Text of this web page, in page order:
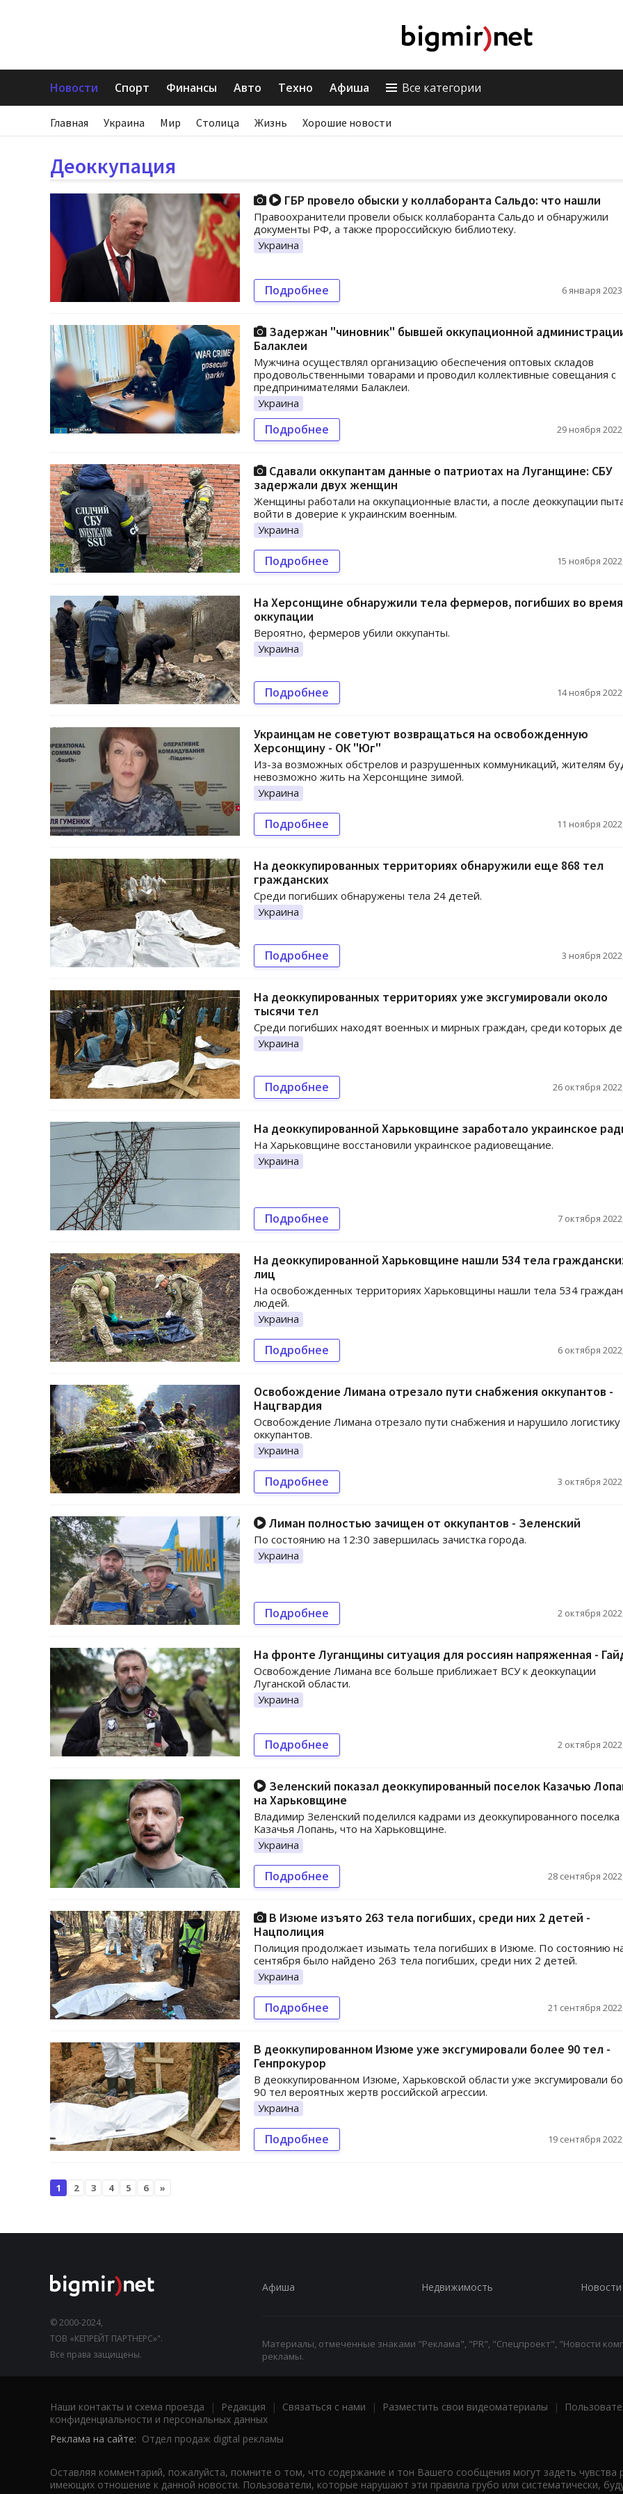
Новости Спорт Финансы Авто Техно Афиша Все категории
Главная Украина Мир Столица Жизнь Хорошие новости
Деоккупация
ГБР провело обыски у коллаборанта Сальдо: что нашли
Правоохранители провели обыск коллаборанта Сальдо и обнаружили
документы РФ, а также пророссийскую библиотеку.
Украина
Подробнее 6 января
Задержан "чиновник" бывшей оккупационной
Балаклеи
Мужчина осуществлял организацию обеспечения оптовых складов
продовольственными товарами и проводил коллективные совещания с
предпринимателями Балаклеи.
Украина
Подробнее 29 ноября
Сдавали оккупантам данные о патриотах на Луганщине: СБУ
задержали двух женщин
Женщины работали на оккупационные власти, а после деоккупации
войти в доверие к украинским военным.
Украина
Подробнее 15 ноября
На Херсонщине обнаружили тела фермеров, погибших во время
оккупации
Вероятно, фермеров убили оккупанты.
Украина
Подробнее 14 ноября
Украинцам не советуют возвращаться на освобожденную
Херсонщину - ОК "Юг"
Из-за возможных обстрелов и разрушенных коммуникаций, жителям
невозможно жить на Херсонщине зимой.
Украина
Подробнее 11 ноября
На деоккупированных территориях обнаружили еще 868 тел
гражданских
Среди погибших обнаружены тела 24 детей.
Украина
Подробнее 3 ноября
На деоккупированных территориях уже эксгумировали около
тысячи тел
Среди погибших находят военных и мирных граждан, среди которых
Украина
Подробнее 26 октября
На деоккупированной Харьковщине заработало украинское
На Харьковщине восстановили украинское радиовещание.
Украина
Подробнее 7 октября
На деоккупированной Харьковщине нашли 534 тела
лиц
На освобожденных территориях Харьковщины нашли тела 534
людей.
Украина
Подробнее 6 октября
Освобождение Лимана отрезало пути снабжения оккупантов -
Нацгвардия
Освобождение Лимана отрезало пути снабжения и нарушило логистику
оккупантов.
Украина
Подробнее 3 октября
Лиман полностью зачищен от оккупантов - Зеленский
По состоянию на 12:30 завершилась зачистка города.
Украина
Подробнее 2 октября
На фронте Луганщины ситуация для россиян напряженная -
Освобождение Лимана все больше приближает ВСУ к деоккупации
Луганской области.
Украина
Подробнее 2 октября
Зеленский показал деоккупированный поселок Казачью
на Харьковщине
Владимир Зеленский поделился кадрами из деоккупированного поселка
Казачья Лопань, что на Харьковщине.
Украина
Подробнее 28 сентября
В Изюме изъято 263 тела погибших, среди них 2 детей -
Нацполиция
Полиция продолжает изымать тела погибших в Изюме. По состоянию
сентября было найдено 263 тела погибших, среди них 2 детей.
Украина
Подробнее 21 сентября
В деоккупированном Изюме уже эксгумировали более 90 тел -
Генпрокурор
В деоккупированном Изюме, Харьковской области уже эксгумировали
90 тел вероятных жертв российской агрессии.
Украина
Подробнее 19 сентября
1 2 3 4 5 6 »
© 2000-2024,
ТОВ «КЕПРЕЙТ ПАРТНЕРС»".
Все права защищены.
Афиша Недвижимость Новости
Материалы, отмеченные знаками "Реклама", "PR", "Спецпроект", "Новости
рекламы.
Наши контакты и схема проезда | Редакция | Связаться с нами | Разместить свои видеоматериалы |
конфиденциальности и персональных данных
Реклама на сайте: Отдел продаж digital рекламы
Оставляя комментарий, пожалуйста, помните о том, что содержание и тон Вашего сообщения могут задеть чувства
имеющих отношение к данной новости. Пользователи, которые нарушают эти правила грубо или систематически,